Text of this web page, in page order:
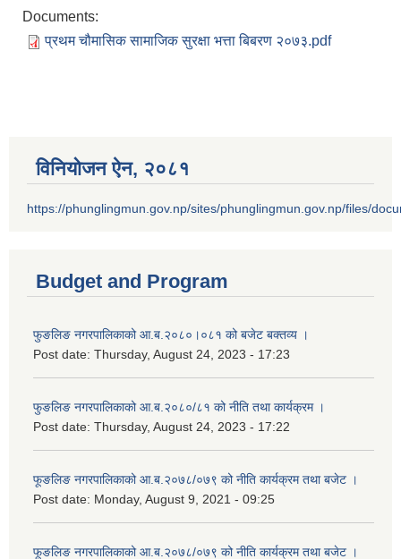
Documents:
प्रथम चौमासिक सामाजिक सुरक्षा भत्ता बिबरण २०७३.pdf
विनियोजन ऐन‚ २०८१
https://phunglingmun.gov.np/sites/phunglingmun.gov.np/files/
Budget and Program
फुङलिङ नगरपालिकाको आ.ब.२०८०।०८१ को बजेट बक्तव्य ।
Post date: Thursday, August 24, 2023 - 17:23
फुङलिङ नगरपालिकाको आ.ब.२०८०/८१ को नीति तथा कार्यक्रम ।
Post date: Thursday, August 24, 2023 - 17:22
फूङलिङ नगरपालिकाको आ.ब.२०७८/०७९ को नीति कार्यक्रम तथा बजेट ।
Post date: Monday, August 9, 2021 - 09:25
फूङलिङ नगरपालिकाको आ.ब.२०७८/०७९ को नीति कार्यक्रम तथा बजेट ।